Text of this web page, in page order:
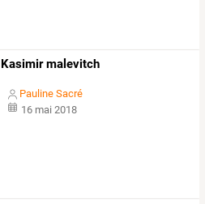
Kasimir malevitch
Pauline Sacré
16 mai 2018